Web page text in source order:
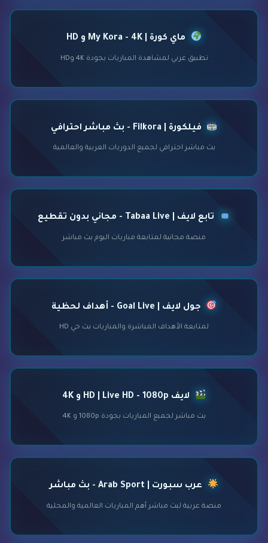
ماي كورة | My Kora - 4K و HD
تطبيق عربي لمشاهدة المباريات بجودة 4K وHD
فيلكورة | Filkora - بث مباشر احترافي
بث مباشر احترافي لجميع الدوريات العربية والعالمية
تابع لايف | Tabaa Live - مجاني بدون تقطيع
منصة مجانية لمتابعة مباريات اليوم بث مباشر
جول لايف | Goal Live - أهداف لحظية
لمتابعة الأهداف المباشرة والمباريات بث حي HD
لايف HD | Live HD - 1080p و 4K
بث مباشر لجميع المباريات بجودة 1080p و 4K
عرب سبورت | Arab Sport - بث مباشر
منصة عربية لبث مباشر أهم المباريات العالمية والمحلية